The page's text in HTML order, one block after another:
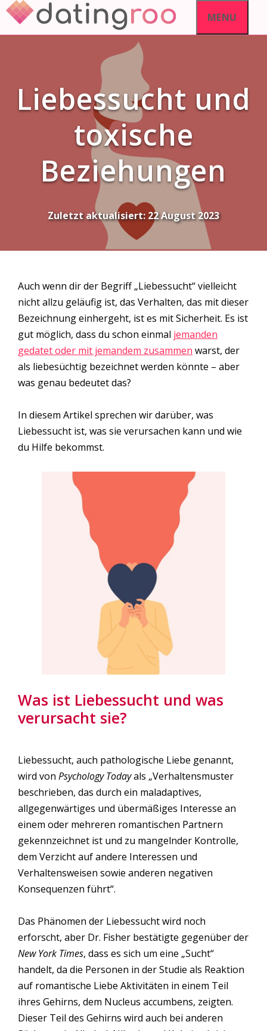
Skip
content
MENU
Liebessucht und
toxische
Beziehungen
Zuletzt aktualisiert: 22 August 2023
Auch wenn dir der Begriff „Liebessucht“ vielleicht
nicht allzu geläufig ist, das Verhalten, das mit dieser
Bezeichnung einhergeht, ist es mit Sicherheit. Es ist
gut möglich, dass du schon einmal jemanden
gedatet oder mit jemandem zusammen warst, der
als liebesüchtig bezeichnet werden könnte – aber
was genau bedeutet das?
In diesem Artikel sprechen wir darüber, was
Liebessucht ist, was sie verursachen kann und wie
du Hilfe bekommst.
Was ist Liebessucht und was
verursacht sie?
Liebessucht, auch pathologische Liebe genannt,
wird von Psychology Todayals „Verhaltensmuster
beschrieben, das durch ein maladaptives,
allgegenwärtiges und übermäßiges Interesse an
einem oder mehreren romantischen Partnern
gekennzeichnet ist und zu mangelnder Kontrolle,
dem Verzicht auf andere Interessen und
Verhaltensweisen sowie anderen negativen
Konsequenzen führt“.
Das Phänomen der Liebessucht wird noch
erforscht, aber Dr. Fisher bestätigte gegenüber der
New York Times, dass es sich um eine „Sucht“
handelt, da die Personen in der Studie als Reaktion
auf romantische Liebe Aktivitäten in einem Teil
ihres Gehirns, dem Nucleus accumbens, zeigten.
Dieser Teil des Gehirns wird auch bei anderen